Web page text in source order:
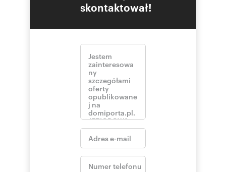
skontaktował!